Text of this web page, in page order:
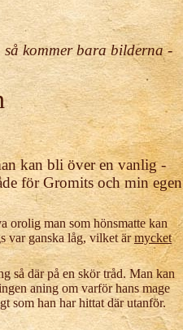
kommer bara bilderna -
kan bli över en vanlig -
för Gromits och min egen
orolig man som hönsmatte kan
var ganska låg, vilket ärmycket
så där på en skör tråd. Man kan
aning om varför hans mage
som han har hittat där utanför.